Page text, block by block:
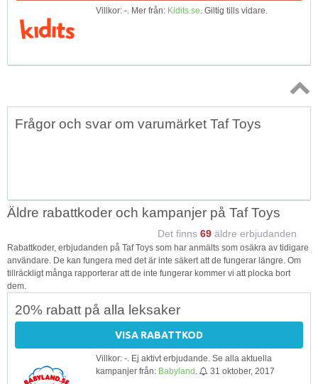
Villkor: -. Mer från: Kidits.se. Giltig tills vidare.
Topp
Frågor och svar om varumärket Taf Toys
Äldre rabattkoder och kampanjer på Taf Toys
Det finns 69 äldre erbjudanden
Rabattkoder, erbjudanden på Taf Toys som har anmälts som osäkra av tidigare
användare. De kan fungera med det är inte säkert att de fungerar längre. Om
tillräckligt många rapporterar att de inte fungerar kommer vi att plocka bort
dem.
20% rabatt på alla leksaker
VISA RABATTKOD
Villkor: -. Ej aktivt erbjudande. Se alla aktuella
kampanjer från: Babyland 31 oktober, 2017